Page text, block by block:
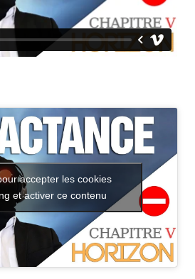
accepter les cookies
et activer ce contenu